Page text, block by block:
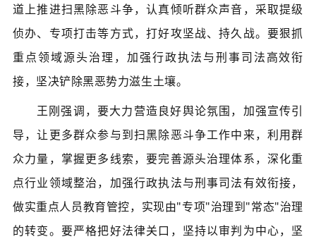
道上推进扫黑除恶斗争，认真倾听群众声音，采取提级
侦办、专项打击等方式，打好攻坚战、持久战。要狠抓
重点领域源头治理，加强行政执法与刑事司法高效衔
接，坚决铲除黑恶势力滋生土壤。
王刚强调，要大力营造良好舆论氛围，加强宣传引
导，让更多群众参与到扫黑除恶斗争工作中来，利用群
众力量，掌握更多线索，要完善源头治理体系，深化重
点行业领域整治，加强行政执法与刑事司法有效衔接，
做实重点人员教育管控，实现由"专项"治理到"常态"治理
的转变。要严格把好法律关口，坚持以审判为中心，坚